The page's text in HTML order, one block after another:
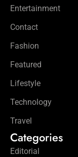
Entertainment
Contact
Fashion
Featured
Lifestyle
Technology
Travel
Categories
Editorial